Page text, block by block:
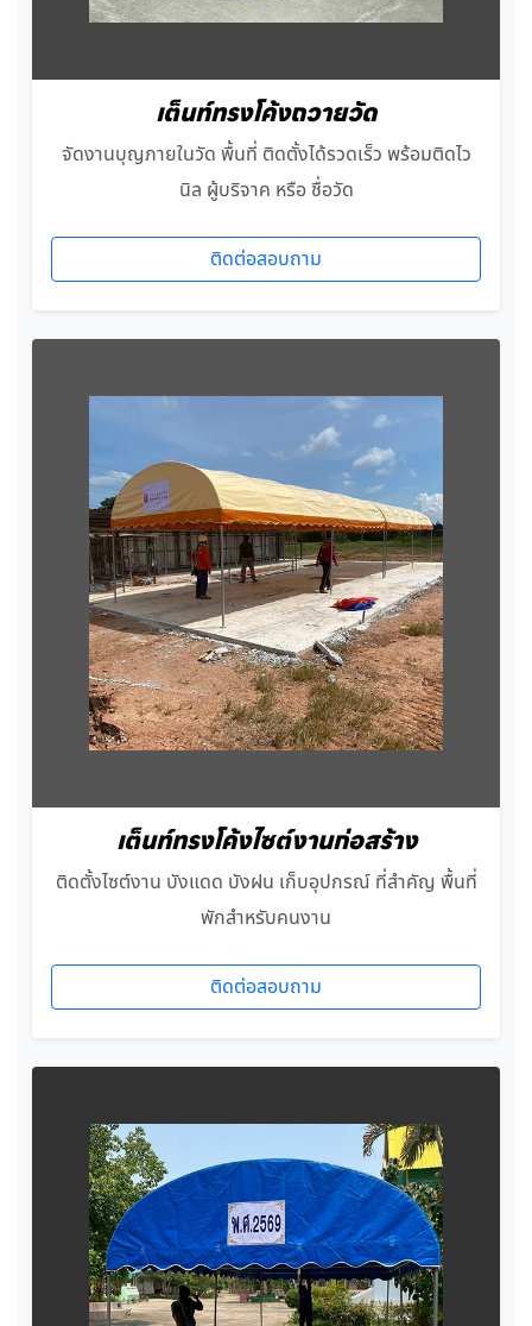
เต็นท์ทรงโค้งถวายวัด
จัดงานบุญภายในวัด พื้นที่ ติดตั้งได้รวดเร็ว พร้อมติดไว
นิล ผู้บริจาค หรือ ชื่อวัด
ติดต่อสอบถาม
เต็นท์ทรงโค้งไซต์งานก่อสร้าง
ติดตั้งไซต์งาน บังแดด บังฝน เก็บอุปกรณ์ ที่สำคัญ พื้นที่
พักสำหรับคนงาน
ติดต่อสอบถาม